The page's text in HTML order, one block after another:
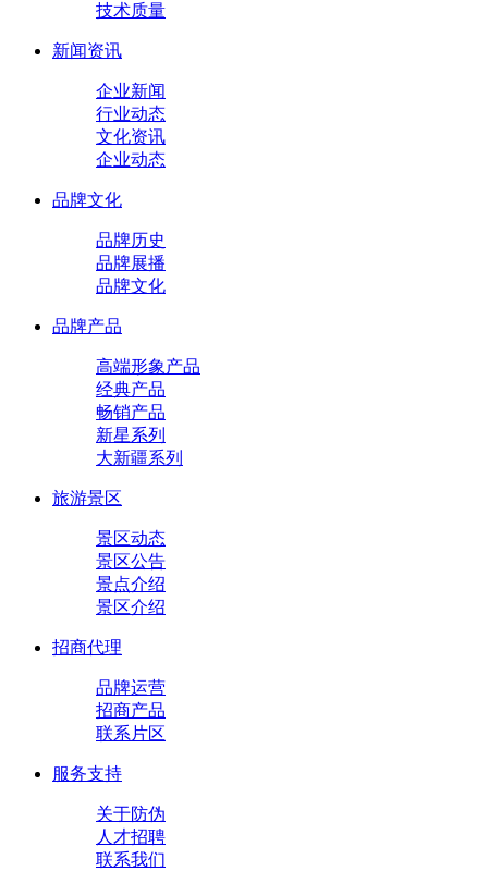
技术质量
新闻资讯
企业新闻
行业动态
文化资讯
企业动态
品牌文化
品牌历史
品牌展播
品牌文化
品牌产品
高端形象产品
经典产品
畅销产品
新星系列
大新疆系列
旅游景区
景区动态
景区公告
景点介绍
景区介绍
招商代理
品牌运营
招商产品
联系片区
服务支持
关于防伪
人才招聘
联系我们